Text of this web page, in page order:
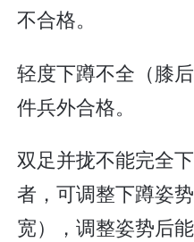
不合格。
轻度下蹲不全（膝
件兵外合格。
双足并拢不能完全
者，可调整下蹲姿
宽），调整姿势后